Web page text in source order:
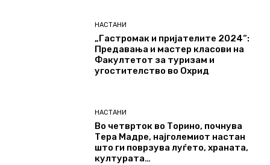
НАСТАНИ
„Гастромак и пријателите 2024“:
Предавања и мастер класови на
Факултетот за туризам и
угостителство во Охрид
НАСТАНИ
Во четврток во Торино, почнува
Тера Мадре, најголемиот настан
што ги поврзува луѓето, храната,
културата…